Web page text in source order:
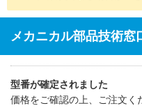
メカニカル部品技術窓
型番が確定されました
価格をご確認の上、ご注文く